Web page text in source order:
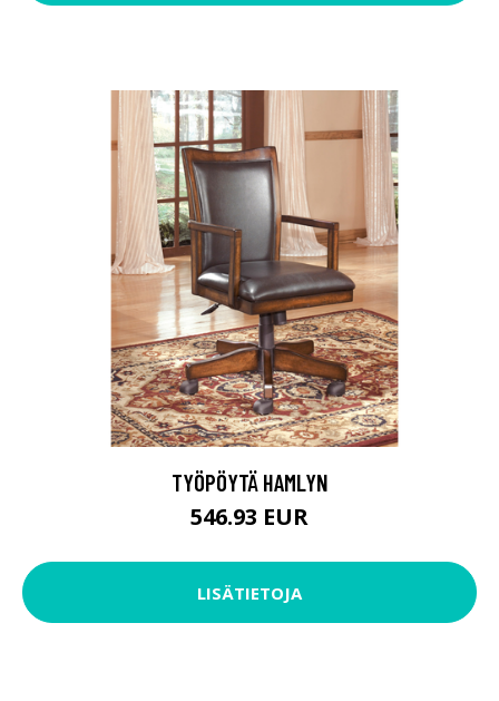
TYÖPÖYTÄ HAMLYN
546.93 EUR
LISÄTIETOJA